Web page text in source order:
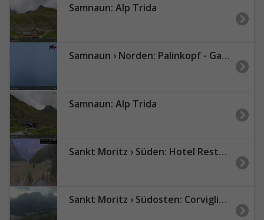
Samnaun: Alp Trida
Samnaun › Norden: Palinkopf - Gampenbahn, Bergstation
Samnaun: Alp Trida
Sankt Moritz › Süden: Hotel Restaurant Roseg Gletscher
Sankt Moritz › Südosten: Corviglia - St Moritz - Lake Saint Moritz